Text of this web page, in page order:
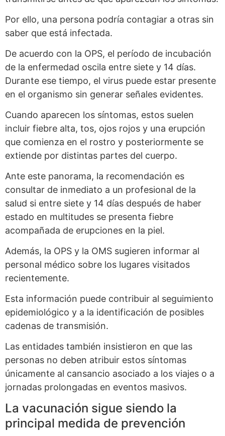
Por ello, una persona podría contagiar a otras sin
saber que está infectada.
De acuerdo con la OPS, el período de incubación
de la enfermedad oscila entre siete y 14 días.
Durante ese tiempo, el virus puede estar presente
en el organismo sin generar señales evidentes.
Cuando aparecen los síntomas, estos suelen
incluir fiebre alta, tos, ojos rojos y una erupción
que comienza en el rostro y posteriormente se
extiende por distintas partes del cuerpo.
Ante este panorama, la recomendación es
consultar de inmediato a un profesional de la
salud si entre siete y 14 días después de haber
estado en multitudes se presenta fiebre
acompañada de erupciones en la piel.
Además, la OPS y la OMS sugieren informar al
personal médico sobre los lugares visitados
recientemente.
Esta información puede contribuir al seguimiento
epidemiológico y a la identificación de posibles
cadenas de transmisión.
Las entidades también insistieron en que las
personas no deben atribuir estos síntomas
únicamente al cansancio asociado a los viajes o a
jornadas prolongadas en eventos masivos.
La vacunación sigue siendo la
principal medida de prevención